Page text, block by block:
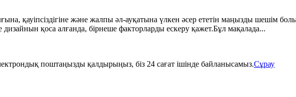
қауіпсіздігіне және жалпы әл-ауқатына үлкен әсер ететін маңызды шешім
қоса алғанда, бірнеше факторларды ескеру қажет.Бұл мақалада...
поштаңызды қалдырыңыз, біз 24 сағат ішінде байланысамыз.Сұрау